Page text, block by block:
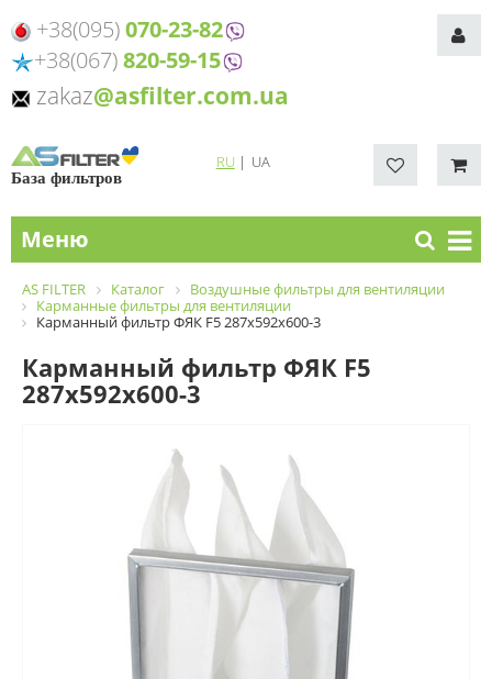
+38(095)070-23-82
+38(067)820-59-15
zakaz@asfilter.com.ua
База фильтров
RU| UA
Меню
AS FILTER Каталог
Воздушные фильтры для вентиляции
Карманные фильтры для вентиляции
Карманный фильтр ФЯК F5 287х592х600-3
Карманный фильтр ФЯК F5
287х592х600-3